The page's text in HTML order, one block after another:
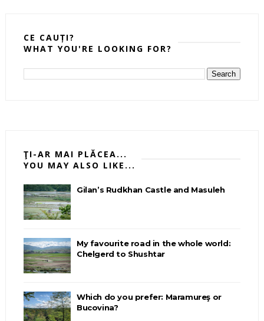
CE CAUȚI?
WHAT YOU'RE LOOKING FOR?
ŢI-AR MAI PLĂCEA...
YOU MAY ALSO LIKE...
Gilan’s Rudkhan Castle and Masuleh
My favourite road in the whole world:
Chelgerd to Shushtar
Which do you prefer: Maramureş or
Bucovina?